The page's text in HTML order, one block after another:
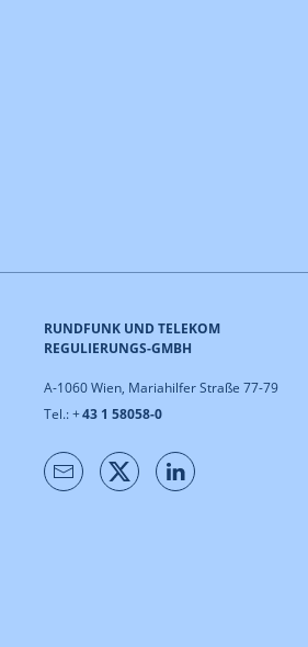
RUNDFUNK UND TELEKOM
REGULIERUNGS-GMBH
A-1060 Wien, Mariahilfer Straße 77-79
Tel.: +43 1 58058-0